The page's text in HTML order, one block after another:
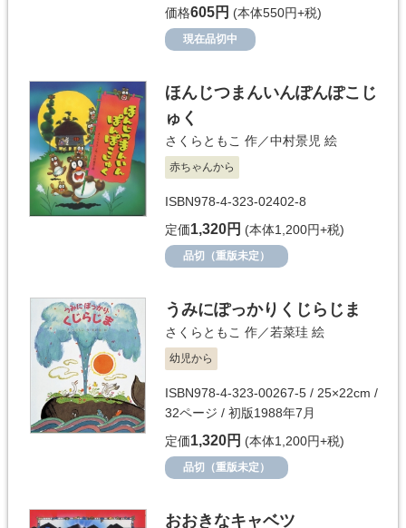
価格605円 (本体550円+税)
現在品切中
ほんじつまんいんぽんぽこじ
ゅく
さくらともこ 作／中村景児 絵
赤ちゃんから
ISBN978-4-323-02402-8
定価1,320円 (本体1,200円+税)
品切（重版未定）
うみにぽっかりくじらじま
さくらともこ 作／若菜珪 絵
幼児から
ISBN978-4-323-00267-5 / 25×22cm /
32ページ / 初版1988年7月
定価1,320円 (本体1,200円+税)
品切（重版未定）
おおきなキャベツ